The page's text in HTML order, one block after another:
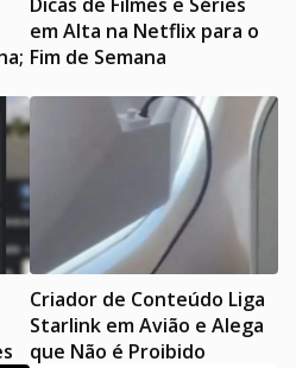
em Alta na Netflix para o
Fim de Semana
Criador de Conteúdo Liga
Starlink em Avião e Alega
que Não é Proibido